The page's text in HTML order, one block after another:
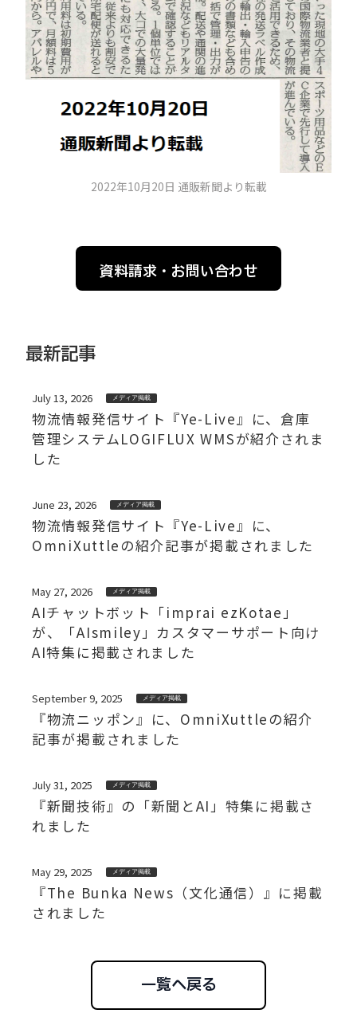
2022年10月20日 通販新聞より転載
資料請求・お問い合わせ
最新記事
July 13, 2026 メディア掲載
物流情報発信サイト『Ye-Live』に、倉庫
管理システムLOGIFLUX WMSが紹介されま
した
June 23, 2026 メディア掲載
物流情報発信サイト『Ye-Live』に、
OmniXuttleの紹介記事が掲載されました
May 27, 2026 メディア掲載
AIチャットボット「imprai ezKotae」
が、「AIsmiley」カスタマーサポート向け
AI特集に掲載されました
September 9, 2025 メディア掲載
『物流ニッポン』に、OmniXuttleの紹介
記事が掲載されました
July 31, 2025 メディア掲載
『新聞技術』の「新聞とAI」特集に掲載さ
れました
May 29, 2025 メディア掲載
『The Bunka News（文化通信）』に掲載
されました
一覧へ戻る